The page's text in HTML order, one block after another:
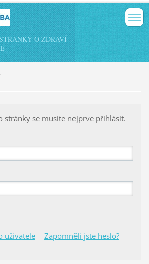
O ZDRAVÍ -
stránky se musíte nejprve přihlásit.
uživatele Zapomněli jste heslo?